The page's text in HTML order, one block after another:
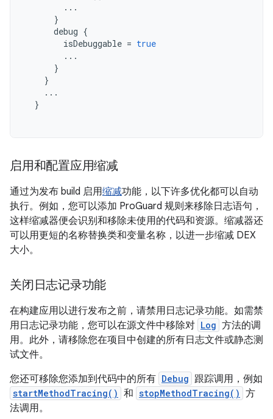
...
}
debug {
isDebuggable = true
...
}
}
...
}
启用和配置应用缩减
通过为发布 build 启用缩减功能，以下许多优化都可以自动
执行。例如，您可以添加 ProGuard 规则来移除日志语句，
这样缩减器便会识别和移除未使用的代码和资源。缩减器还
可以用更短的名称替换类和变量名称，以进一步缩减 DEX
大小。
关闭日志记录功能
在构建应用以进行发布之前，请禁用日志记录功能。如需禁
用日志记录功能，您可以在源文件中移除对 Log 方法的调
用。此外，请移除您在项目中创建的所有日志文件或静态测
试文件。
您还可移除您添加到代码中的所有 Debug 跟踪调用，例如
startMethodTracing() 和 stopMethodTracing() 方
法调用。